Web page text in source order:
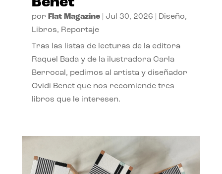
por Flat Magazine| Jul 30, 2026 Diseño,
Libros, Reportaje
Tras las listas de lecturas de la editora
Raquel Bada y de la ilustradora Carla
Berrocal, pedimos al artista y diseñador
Ovidi Benet que nos recomiende tres
libros que le interesen.